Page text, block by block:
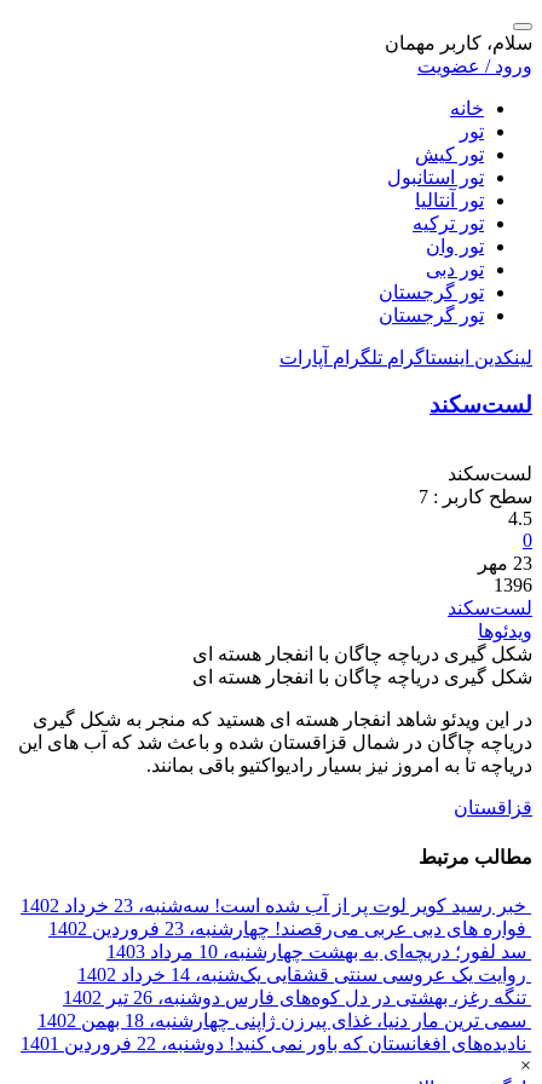
سلام، کاربر مهمان
ورود / عضویت
خانه
تور
تور کیش
تور استانبول
تور آنتالیا
تور ترکیه
تور وان
تور دبی
تور گرجستان
تور گرجستان
لینکدین اینستاگرام تلگرام آپارات
لست‌سکند
لست‌سکند
سطح کاربر : 7
4.5
0
23 مهر
1396
لست‌سکند
ویدئوها
شکل گیری دریاچه چاگان با انفجار هسته ای
شکل گیری دریاچه چاگان با انفجار هسته ای
در این ویدئو شاهد انفجار هسته ای هستید که منجر به شکل گیری
دریاچه چاگان در شمال قزاقستان شده و باعث شد که آب های این
دریاچه تا به امروز نیز بسیار رادیواکتیو باقی بمانند.
قزاقستان
مطالب مرتبط
خبر رسید کویر لوت پر از آب شده است! سه‌شنبه، 23 خرداد 1402
فواره های دبی عربی می‌رقصند! چهارشنبه، 23 فروردین 1402
سد لفور؛ دریچه‌ای به بهشت چهارشنبه، 10 مرداد 1403
روایت یک عروسی سنتی قشقایی یک‌شنبه، 14 خرداد 1402
تنگه رغز، بهشتی در دل کوه‌های فارس دوشنبه، 26 تیر 1402
سمی ترین مار دنیا، غذای پیرزن ژاپنی چهارشنبه، 18 بهمن 1402
نادیده‌های افغانستان که باور نمی کنید! دوشنبه، 22 فروردین 1401
×